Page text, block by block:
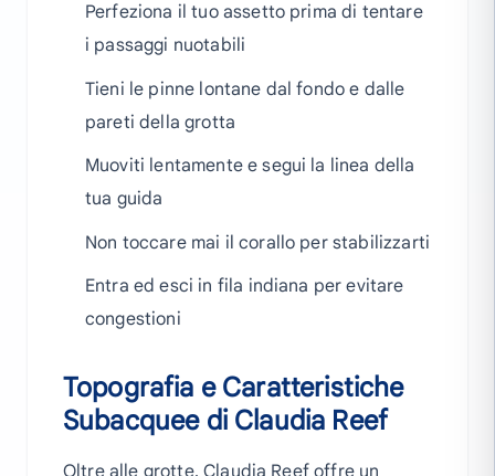
Perfeziona il tuo assetto prima di tentare
i passaggi nuotabili
Tieni le pinne lontane dal fondo e dalle
pareti della grotta
Muoviti lentamente e segui la linea della
tua guida
Non toccare mai il corallo per stabilizzarti
Entra ed esci in fila indiana per evitare
congestioni
Topografia e Caratteristiche
Subacquee di Claudia Reef